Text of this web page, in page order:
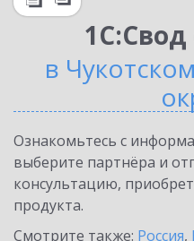
1С:Свод
в
Ознакомьтесь с
выберите партнёра и
консультацию,
продукта.
Смотрите также: Россия,